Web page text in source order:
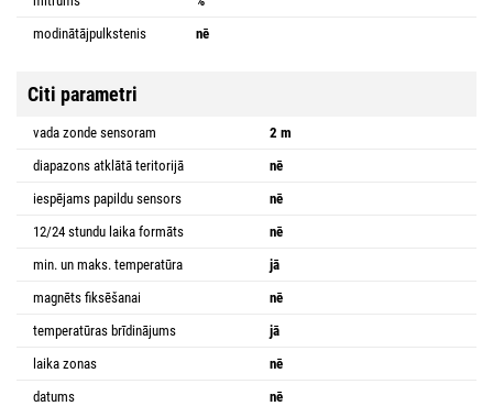
modinātājpulkstenis
nē
Citi parametri
vada zonde sensoram
2 m
diapazons atklātā teritorijā
nē
iespējams papildu sensors
nē
12/24 stundu laika formāts
nē
min. un maks. temperatūra
jā
magnēts fiksēšanai
nē
temperatūras brīdinājums
jā
laika zonas
nē
datums
nē